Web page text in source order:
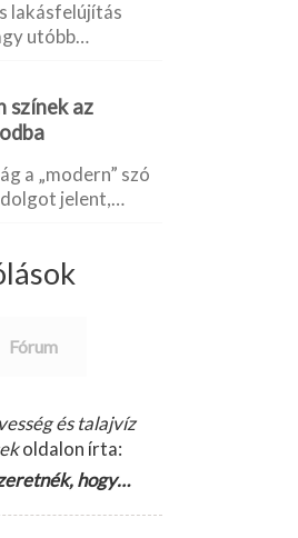
lakásfelújítás
utóbb…
színek az
a „modern” szó
jelent,…
Fórum
és talajvíz
oldalon írta:
hogy…